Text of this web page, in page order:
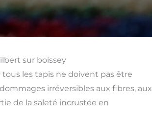
sur boissey
les tapis ne doivent pas être
irréversibles aux fibres, aux
de la saleté incrustée en